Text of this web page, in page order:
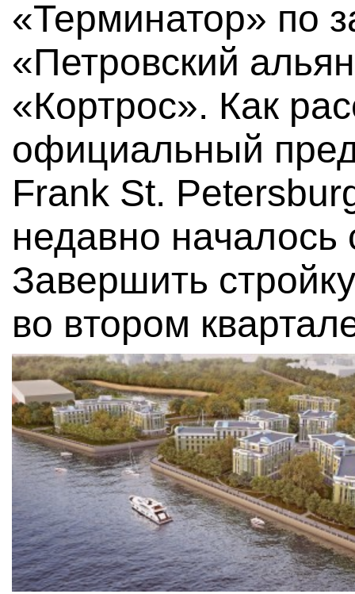
«Терминатор» по
«Петровский
«Кортрос». Как
официальный
Frank St.
недавно началось
Завершить
во втором